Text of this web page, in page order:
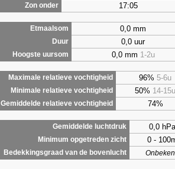
Zon onder 17:05
Etmaalsom 0,0 mm
Duur 0,0 uur
Hoogste uursom 0,0 mm 1-2u
Maximale relatieve vochtigheid 96% 5-6u
Minimale relatieve vochtigheid 50% 14-15u
Gemiddelde relatieve vochtigheid 74%
Gemiddelde luchtdruk 0,0 hPa
Minimum opgetreden zicht 0 -
Bedekkingsgraad van de bovenlucht